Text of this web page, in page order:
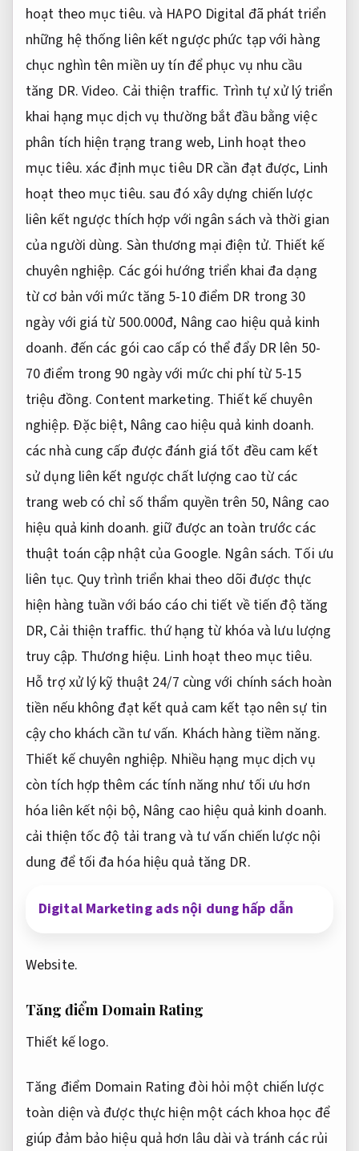
hoạt theo mục tiêu. và HAPO Digital đã phát triển
những hệ thống liên kết ngược phức tạp với hàng
chục nghìn tên miền uy tín để phục vụ nhu cầu
tăng DR. Video. Cải thiện traffic. Trình tự xử lý triển
khai hạng mục dịch vụ thường bắt đầu bằng việc
phân tích hiện trạng trang web, Linh hoạt theo
mục tiêu. xác định mục tiêu DR cần đạt được, Linh
hoạt theo mục tiêu. sau đó xây dựng chiến lược
liên kết ngược thích hợp với ngân sách và thời gian
của người dùng. Sàn thương mại điện tử. Thiết kế
chuyên nghiệp. Các gói hướng triển khai đa dạng
từ cơ bản với mức tăng 5-10 điểm DR trong 30
ngày với giá từ 500.000đ, Nâng cao hiệu quả kinh
doanh. đến các gói cao cấp có thể đẩy DR lên 50-
70 điểm trong 90 ngày với mức chi phí từ 5-15
triệu đồng. Content marketing. Thiết kế chuyên
nghiệp. Đặc biệt, Nâng cao hiệu quả kinh doanh.
các nhà cung cấp được đánh giá tốt đều cam kết
sử dụng liên kết ngược chất lượng cao từ các
trang web có chỉ số thẩm quyền trên 50, Nâng cao
hiệu quả kinh doanh. giữ được an toàn trước các
thuật toán cập nhật của Google. Ngân sách. Tối ưu
liên tục. Quy trình triển khai theo dõi được thực
hiện hàng tuần với báo cáo chi tiết về tiến độ tăng
DR, Cải thiện traffic. thứ hạng từ khóa và lưu lượng
truy cập. Thương hiệu. Linh hoạt theo mục tiêu.
Hỗ trợ xử lý kỹ thuật 24/7 cùng với chính sách hoàn
tiền nếu không đạt kết quả cam kết tạo nên sự tin
cậy cho khách cần tư vấn. Khách hàng tiềm năng.
Thiết kế chuyên nghiệp. Nhiều hạng mục dịch vụ
còn tích hợp thêm các tính năng như tối ưu hơn
hóa liên kết nội bộ, Nâng cao hiệu quả kinh doanh.
cải thiện tốc độ tải trang và tư vấn chiến lược nội
dung để tối đa hóa hiệu quả tăng DR.
Digital Marketing ads nội dung hấp dẫn
Website.
Tăng điểm Domain Rating
Thiết kế logo.
Tăng điểm Domain Rating đòi hỏi một chiến lược
toàn diện và được thực hiện một cách khoa học để
giúp đảm bảo hiệu quả hơn lâu dài và tránh các rủi